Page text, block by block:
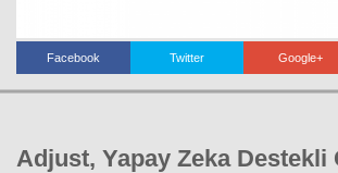
Facebook Twitter Google+
Adjust, Yapay Zeka Destekli